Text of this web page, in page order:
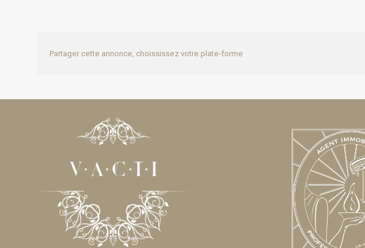
Partager cette annonce, choississez votre plate-forme